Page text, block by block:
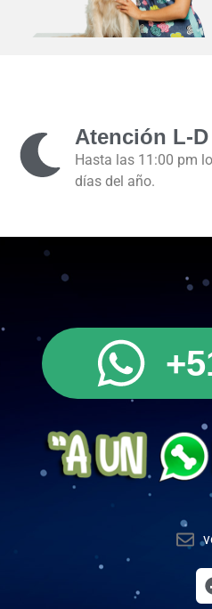
Atención L-D
Hasta las 11:00 pm
días del año.